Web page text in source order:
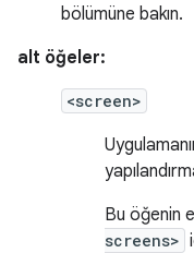
bölümüne bakın.
alt öğeler:
<screen>
Bu öğenin
screens>